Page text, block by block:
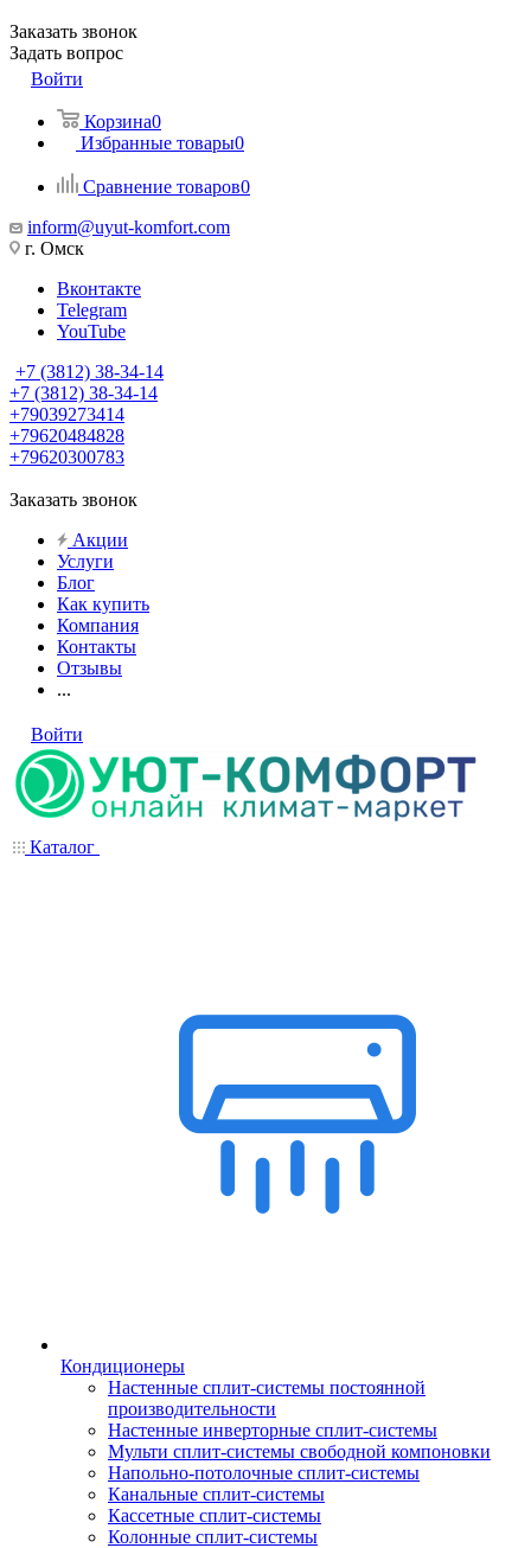
Заказать звонок
Задать вопрос
Войти
Корзина0
Избранные товары0
Сравнение товаров0
inform@uyut-komfort.com
г. Омск
Вконтакте
Telegram
YouTube
+7 (3812) 38-34-14
+7 (3812) 38-34-14
+79039273414
+79620484828
+79620300783
Заказать звонок
Акции
Услуги
Блог
Как купить
Компания
Контакты
Отзывы
...
Войти
Каталог
Кондиционеры
Настенные сплит-системы постоянной
производительности
Настенные инверторные сплит-системы
Мульти сплит-системы свободной компоновки
Напольно-потолочные сплит-системы
Канальные сплит-системы
Кассетные сплит-системы
Колонные сплит-системы